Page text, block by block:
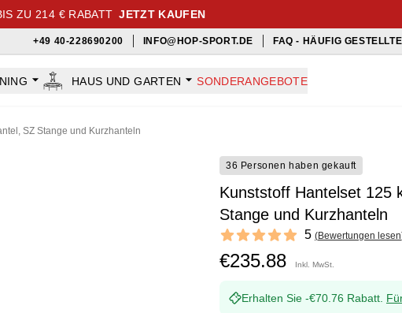
ZU 214 € RABATT JETZT KAUFEN
+49 40-228690200 INFO@HOP-SPORT.DE FAQ - HÄUFIG
HAUS UND GARTEN SONDERANGEBOTE
SZ Stange und Kurzhanteln
36 Personen haben gekauft
Kunststoff Hantelset 125
Stange und Kurzhanteln
Reviews
5 out of 5 stars 5 (Bewertungen lesen
€235.88 Inkl. MwSt.
Erhalten Sie -€70.76 Rabatt.